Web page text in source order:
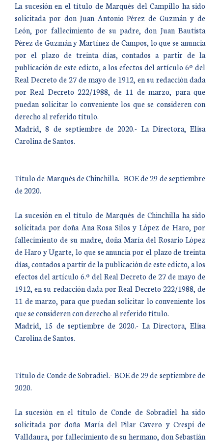
La sucesión en el título de Marqués del Campillo ha sido
solicitada por don Juan Antonio Pérez de Guzmán y de
León, por fallecimiento de su padre, don Juan Bautista
Pérez de Guzmán y Martínez de Campos, lo que se anuncia
por el plazo de treinta días, contados a partir de la
publicación de este edicto, a los efectos del artículo 6º del
Real Decreto de 27 de mayo de 1912, en su redacción dada
por Real Decreto 222/1988, de 11 de marzo, para que
puedan solicitar lo conveniente los que se consideren con
derecho al referido título.
Madrid, 8 de septiembre de 2020.- La Directora, Elisa
Carolina de Santos.
Título de Marqués de Chinchilla.- BOE de 29 de septiembre
de 2020.
La sucesión en el título de Marqués de Chinchilla ha sido
solicitada por doña Ana Rosa Silos y López de Haro, por
fallecimiento de su madre, doña María del Rosario López
de Haro y Ugarte, lo que se anuncia por el plazo de treinta
días, contados a partir de la publicación de este edicto, a los
efectos del artículo 6.º del Real Decreto de 27 de mayo de
1912, en su redacción dada por Real Decreto 222/1988, de
11 de marzo, para que puedan solicitar lo conveniente los
que se consideren con derecho al referido título.
Madrid, 15 de septiembre de 2020.- La Directora, Elisa
Carolina de Santos.
Título de Conde de Sobradiel.- BOE de 29 de septiembre de
2020.
La sucesión en el título de Conde de Sobradiel ha sido
solicitada por doña María del Pilar Cavero y Crespi de
Valldaura, por fallecimiento de su hermano, don Sebastián